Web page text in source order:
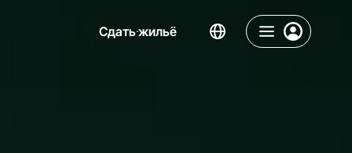
Сдать жильё